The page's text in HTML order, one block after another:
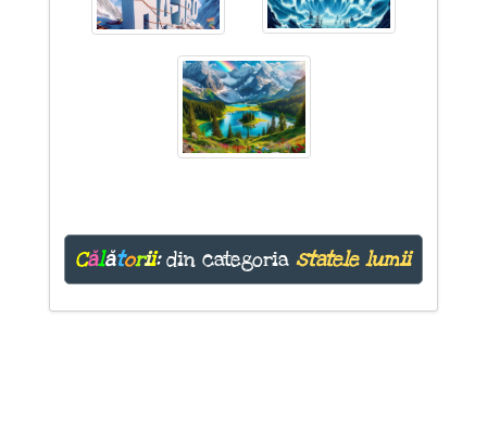
Călătorii:din categoriastatele lumii